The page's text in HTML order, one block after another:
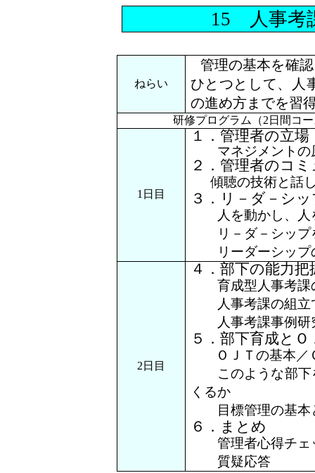
15 人事考
ねらい
管理の基本を確
ひとつとして、人
の進め方までを習
研修プログラム（2日間
1日目
１．管理者の立場
マネジメントの
２．管理者のコ
傾聴の技術と話
３．リ－ダ－シ
人を動かし、人
リ－ダ－シップ
リーダーシップ
2日目
４．部下の能力
育成型人事考課
人事考課の組立
人事考課事例研
５．部下育成とＯ
ＯＪＴの基本
このような部下
くるか
目標管理の基本
６．まとめ
管理者心得チェ
質疑応答